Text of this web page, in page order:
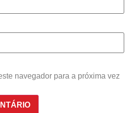
navegador para a próxima vez